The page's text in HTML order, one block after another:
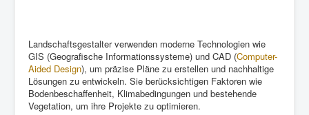
Landschaftsgestalter verwenden moderne Technologien wie
GIS (Geografische Informationssysteme) und CAD (Computer-
Aided Design), um präzise Pläne zu erstellen und nachhaltige
Lösungen zu entwickeln. Sie berücksichtigen Faktoren wie
Bodenbeschaffenheit, Klimabedingungen und bestehende
Vegetation, um ihre Projekte zu optimieren.